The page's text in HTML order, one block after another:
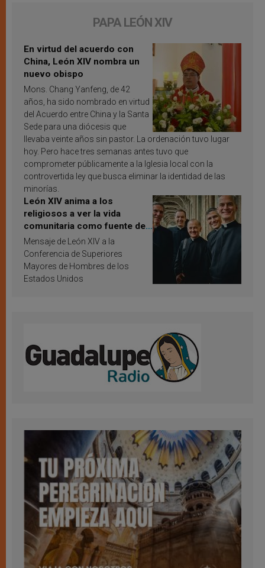
PAPA LEÓN XIV
En virtud del acuerdo con
China, León XIV nombra un
nuevo obispo
Mons. Chang Yanfeng, de 42
años, ha sido nombrado en virtud
del Acuerdo entre China y la Santa
Sede para una diócesis que
llevaba veinte años sin pastor. La ordenación tuvo lugar
hoy. Pero hace tres semanas antes tuvo que
comprometer públicamente a la Iglesia local con la
controvertida ley que busca eliminar la identidad de las
minorías.
León XIV anima a los
religiosos a ver la vida
comunitaria como fuente de
inspiración y santificación
Mensaje de León XIV a la
Conferencia de Superiores
Mayores de Hombres de los
Estados Unidos